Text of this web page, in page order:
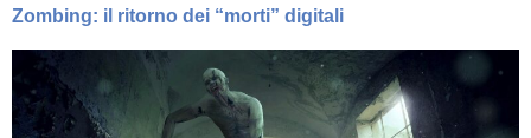
Zombing: il ritorno dei “morti” digitali